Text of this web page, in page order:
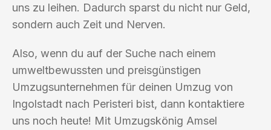
uns zu leihen. Dadurch sparst du nicht nur Geld,
sondern auch Zeit und Nerven.
Also, wenn du auf der Suche nach einem
umweltbewussten und preisgünstigen
Umzugsunternehmen für deinen Umzug von
Ingolstadt nach Peristeri bist, dann kontaktiere
uns noch heute! Mit Umzugskönig Amsel